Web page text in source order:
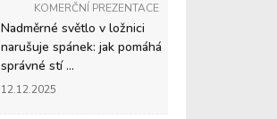
KOMERČNÍ PREZENTACE
Nadměrné světlo v ložnici
narušuje spánek: jak pomáhá
správné stí ...
12.12.2025